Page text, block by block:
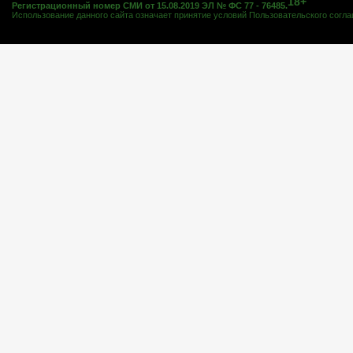
Регистрационный номер СМИ от 15.08.2019 ЭЛ № ФС 77 - 76485.
Использование данного сайта означает принятие условий Пользовательского